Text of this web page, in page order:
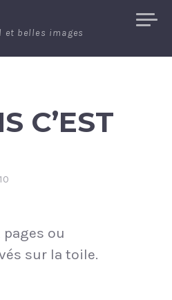
belles images
C’EST
ou
sur la toile.